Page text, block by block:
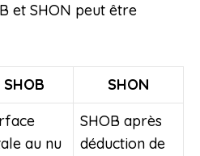
et SHON peut être
SHOB SHON
au nu
SHOB après
déduction de